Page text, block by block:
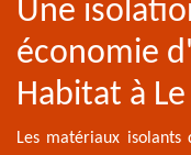
Une
économie
Habitat à
Les matériaux